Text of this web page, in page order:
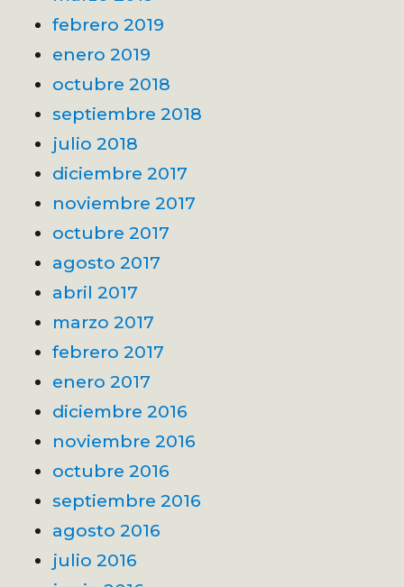
febrero 2019
enero 2019
octubre 2018
septiembre 2018
julio 2018
diciembre 2017
noviembre 2017
octubre 2017
agosto 2017
abril 2017
marzo 2017
febrero 2017
enero 2017
diciembre 2016
noviembre 2016
octubre 2016
septiembre 2016
agosto 2016
julio 2016